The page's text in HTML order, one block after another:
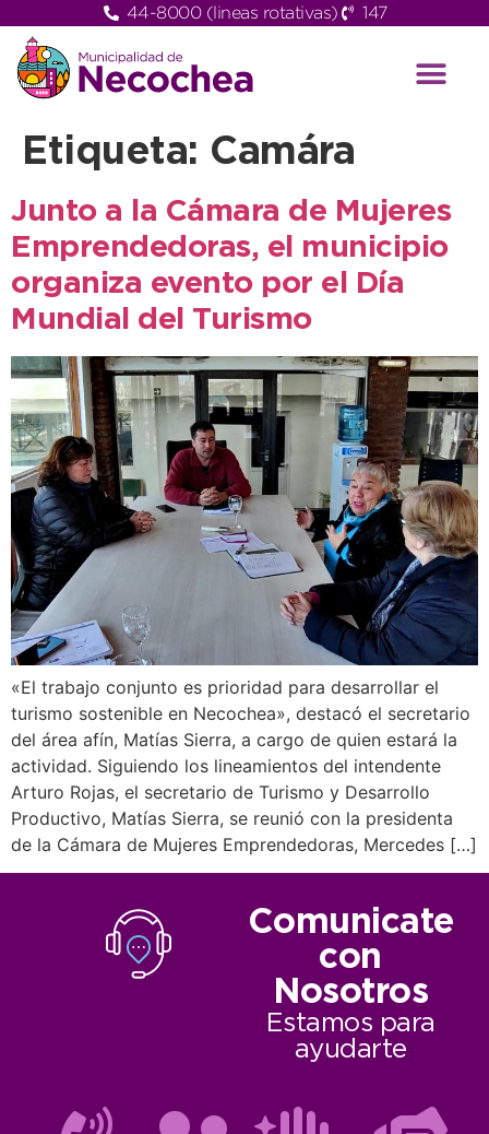
44-8000 (lineas rotativas) 147
Etiqueta: Camára
Junto a la Cámara de Mujeres
Emprendedoras, el municipio
organiza evento por el Día
Mundial del Turismo
«El trabajo conjunto es prioridad para desarrollar el
turismo sostenible en Necochea», destacó el secretario
del área afín, Matías Sierra, a cargo de quien estará la
actividad. Siguiendo los lineamientos del intendente
Arturo Rojas, el secretario de Turismo y Desarrollo
Productivo, Matías Sierra, se reunió con la presidenta
de la Cámara de Mujeres Emprendedoras, Mercedes […]
Comunicate
con
Nosotros
Estamos para
ayudarte